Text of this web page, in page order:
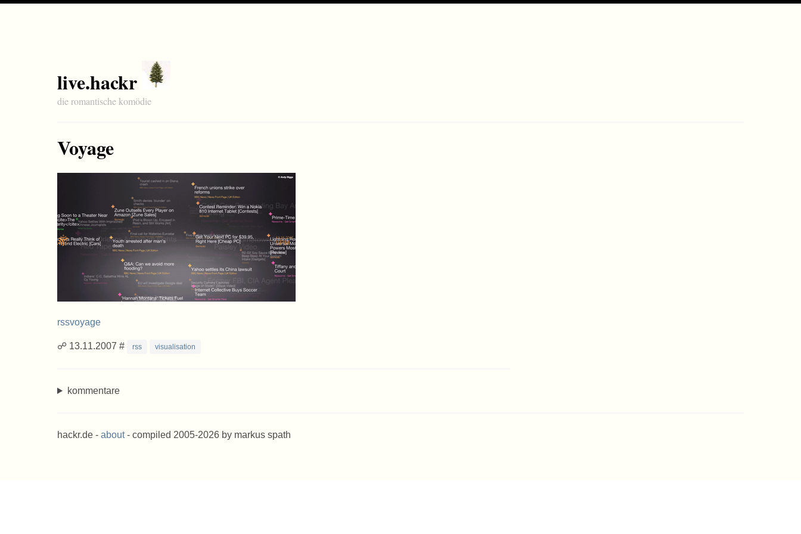
live.hackr
die romantische komödie
Voyage
rssvoyage
☍ 13.11.2007 # rss visualisation
kommentare
hackr.de - about- compiled 2005-2026 by markus spath